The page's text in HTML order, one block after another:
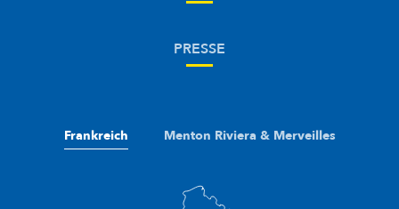
PRESSE
Frankreich Menton Riviera & Merveilles